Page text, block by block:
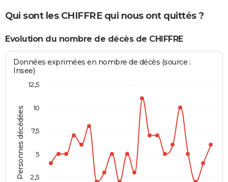
Qui sont les CHIFFRE qui nous ont quittés ?
Evolution du nombre de décès de CHIFFRE
Personnes décédées
Données exprimées en nombre de décès (source :
Insee)
2,5
5
7,5
10
12,5